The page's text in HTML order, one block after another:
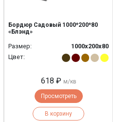
Бордюр Садовый 1000*200*80
«Блэнд»
Размер:
1000х200х80
Цвет:
618 ₽ м/кв
Просмотреть
В корзину